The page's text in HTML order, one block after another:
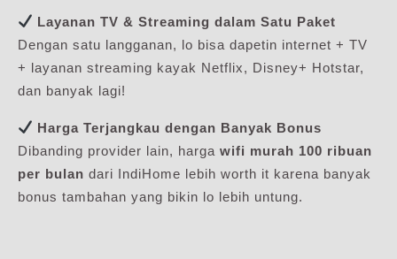
Layanan TV & Streaming dalam Satu Paket
Dengan satu langganan, lo bisa dapetin internet + TV
+ layanan streaming kayak Netflix, Disney+ Hotstar,
dan banyak lagi!
Harga Terjangkau dengan Banyak Bonus
Dibanding provider lain, harga wifi murah 100 ribuan
per bulan dari IndiHome lebih worth it karena banyak
bonus tambahan yang bikin lo lebih untung.